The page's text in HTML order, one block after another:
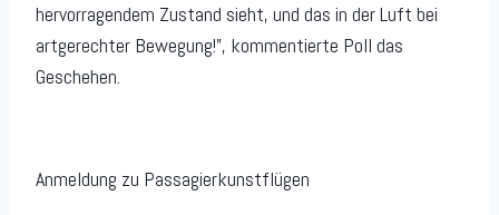
hervorragendem Zustand sieht, und das in der Luft bei
artgerechter Bewegung!”, kommentierte Poll das
Geschehen.
Anmeldung zu Passagierkunstflügen